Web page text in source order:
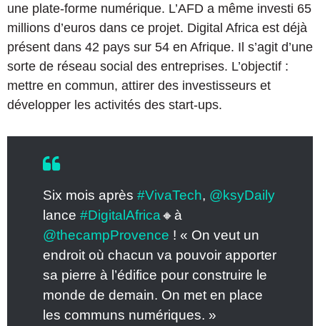
une plate-forme numérique. L’AFD a même investi 65
millions d’euros dans ce projet. Digital Africa est déjà
présent dans 42 pays sur 54 en Afrique. Il s’agit d’une
sorte de réseau social des entreprises. L’objectif :
mettre en commun, attirer des investisseurs et
développer les activités des start-ups.
Six mois après #VivaTech, @ksyDaily
lance #DigitalAfrica🔸à
@thecampProvence ! « On veut un
endroit où chacun va pouvoir apporter
sa pierre à l’édifice pour construire le
monde de demain. On met en place
les communs numériques. »